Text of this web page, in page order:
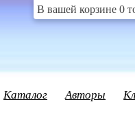
В вашей корзине 0
Каталог Авторы